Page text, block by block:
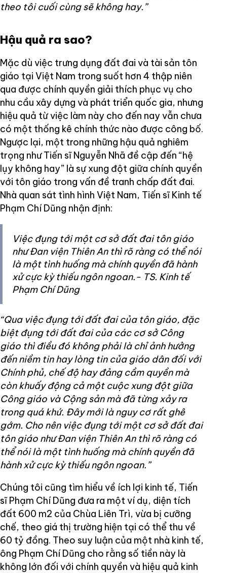
theo tôi cuối cùng sẽ không hay.”
Hậu quả ra sao?
Mặc dù việc trưng dụng đất đai và tài sản tôn
giáo tại Việt Nam trong suốt hơn 4 thập niên
qua được chính quyền giải thích phục vụ cho
nhu cầu xây dựng và phát triển quốc gia, nhưng
hiệu quả từ việc làm này cho đến nay vẫn chưa
có một thống kê chính thức nào được công bố.
Ngược lại, một trong những hậu quả nghiêm
trọng như Tiến sĩ Nguyễn Nhã đề cập đến “hệ
lụy không hay” là sự xung đột giữa chính quyền
với tôn giáo trong vấn đề tranh chấp đất đai.
Nhà quan sát tình hình Việt Nam, Tiến sĩ Kinh tế
Phạm Chí Dũng nhận định:
Việc đụng tới một cơ sở đất đai tôn giáo
như Đan viện Thiên An thì rõ ràng có thể nói
là một tình huống mà chính quyền đã hành
xử cực kỳ thiếu ngôn ngoan.- TS. Kinh tế
Phạm Chí Dũng
“Qua việc đụng tới đất đai của tôn giáo, đặc
biệt đụng tới đất đai của các cơ sở Công
giáo thì điều đó không phải là chỉ ảnh hưởng
đến niềm tin hay lòng tin của giáo dân đối với
Chính phủ, chế độ hay đảng cầm quyền mà
còn khuấy động cả một cuộc xung đột giữa
Công giáo và Cộng sản mà đã từng xảy ra
trong quá khứ. Đây mới là nguy cơ rất ghê
gớm. Cho nên việc đụng tới một cơ sở đất đai
tôn giáo như Đan viện Thiên An thì rõ ràng có
thể nói là một tình huống mà chính quyền đã
hành xử cực kỳ thiếu ngôn ngoan.”
Chúng tôi cũng tìm hiểu về ích lợi kinh tế, Tiến
sĩ Phạm Chí Dũng đưa ra một ví dụ, diện tích
đất 600 m2 của Chùa Liên Trì, vừa bị cưỡng
chế, theo giá thị trường hiện tại có thể thu về
60 tỷ đồng. Theo suy luận của một nhà kinh tế,
ông Phạm Chí Dũng cho rằng số tiền này là
không lớn đối với chính quyền và hiệu quả kinh